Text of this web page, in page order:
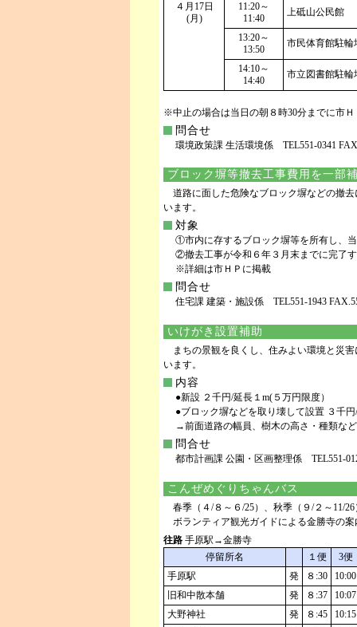
４月17日
(月)
11:20～
11:40
上砥山公民館
13:20～
13:50
市民体育館駐輪
14:10～
14:40
市立図書館駐輪
※中止の場合は当日の朝８時30分までに市
問合せ
環境政策課 生活環境係 TEL551-0341
ブロック塀等撤去工事費用を一部
道路に面した危険なブロック塀などの撤
います。
対象
①市内に存するブロック塀等を所有し、
②撤去工事が令和６年３月末までに完了
※詳細は市ＨＰに掲載
問合せ
住宅課 建築・施設係 TEL551-1943
いけがき設置補助
まちの景観を良くし、住みよい環境と災
います。
内容
●新設 ２千円/延長１m(５万円限度）
●ブロック塀などを取り壊して設置 ３千
→前面道路の幅員、樹木の高さ・種類な
問合せ
都市計画課 公園・区画整理係 TEL551-
こんぜめぐりちゃんバス
春季（４/８～６/25）、秋季（９/２～11/
ボランティア観光ガイドによる金勝寺の案
往路 手原駅→金勝寺
停留所名
１便
3便
手原駅
発 ８:30
10:00
旧和中散本舗
発 ８:37
10:07
大野神社
発 ８:45
10:15